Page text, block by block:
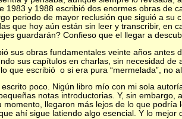
1983 y 1988 escribió dos enormes obras de
periodo de mayor reclusión que siguió a su
que hoy aún están sin leer y transcribir, en
guardarán? Confieso que el llegar a
sus obras fundamentales veinte años
sus capítulos en charlas, sin necesidad
que escribió o si era pura “mermelada”, no
poco. Nigún libro mío con mi sola
notas introductorias. Y, sin
momento, llegaron más lejos de lo que
ahí sigue latiendo algo esencial. Y lo